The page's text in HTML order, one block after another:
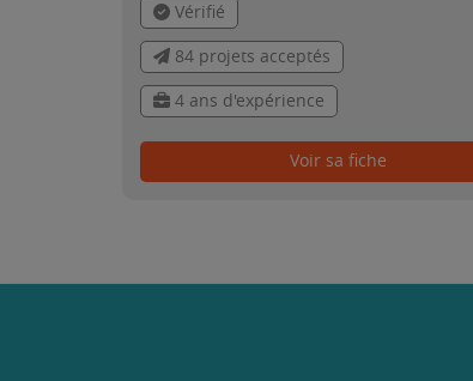
Vérifié
84 projets acceptés
4 ans d'expérience
Voir sa fiche